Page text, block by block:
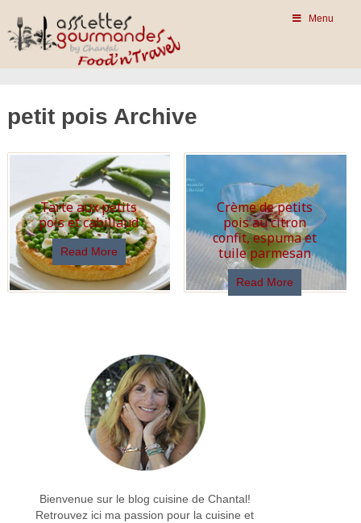
Menu
petit pois Archive
Tarte aux petits
pois et cabillaud
Read More
Crème de petits
pois au citron
confit, espuma et
tuile parmesan
Read More
Bienvenue sur le blog cuisine de Chantal!
Retrouvez ici ma passion pour la cuisine et